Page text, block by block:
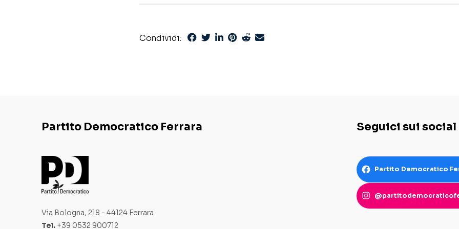
Condividi:
Partito Democratico Ferrara
Via Bologna, 218 - 44124 Ferrara
Tel.+39 0532 900712
Seguici sui social
Partito Democratico